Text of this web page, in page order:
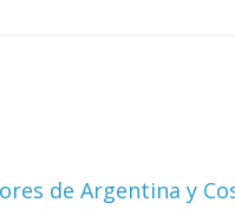
de Argentina y